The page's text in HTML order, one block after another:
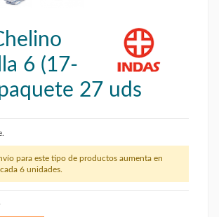
6 (17-
27 uds
para este tipo de productos aumenta en
6 unidades.